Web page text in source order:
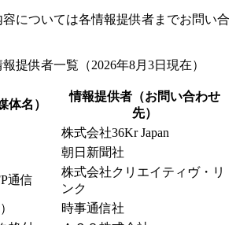
については各情報提供者までお問い合
提供者一覧（2026年8月3日現在）
体名）
情報提供者（お問い合わせ
先）
株式会社36Kr Japan
朝日新聞社
通信
株式会社クリエイティヴ・リ
ンク
時事通信社